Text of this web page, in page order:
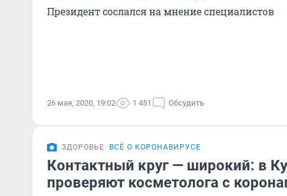
Президент сослался на мнение специалистов
26 мая, 2020, 19:02 1 451 Обсудить
ЗДОРОВЬЕ ВСЁ О КОРОНАВИРУСЕ
Контактный круг — широкий: в
проверяют косметолога с